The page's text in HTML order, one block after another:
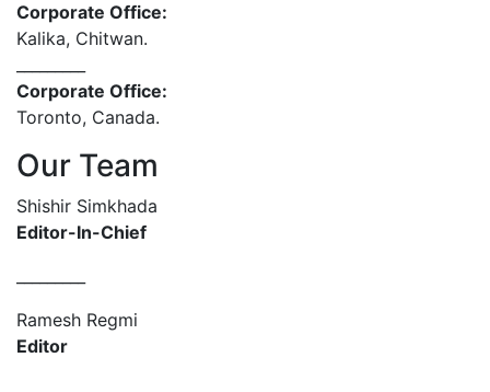
Corporate Office:
Kalika, Chitwan.
Corporate Office:
Toronto, Canada.
Our Team
Shishir Simkhada
Editor-In-Chief
Ramesh Regmi
Editor